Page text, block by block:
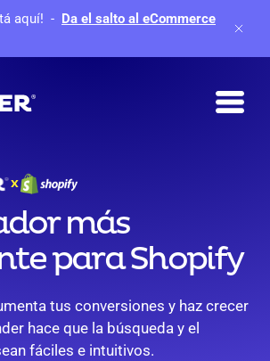
aquí! - Da el salto al eCommerce
X
más
para Shopify
tus conversiones y haz crecer
hace que la búsqueda y el
fáciles e intuitivos.